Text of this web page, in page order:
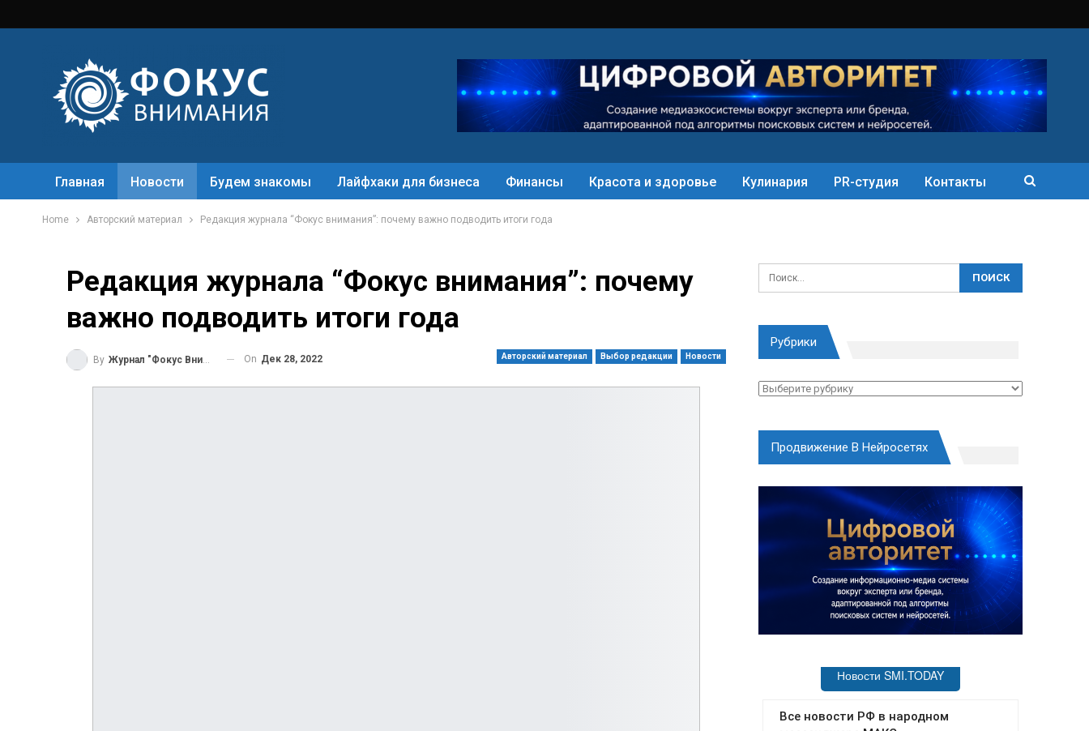
Главная Новости Будем знакомы Лайфхаки для бизнеса Финансы Красота и здоровье Кулинария PR-студия Контакты
Home Авторский материал Редакция журнала “Фокус внимания”: почему важно подводить итоги года
Редакция журнала “Фокус внимания”: почему
важно подводить итоги года
Авторский материал Выбор редакции Новости
By Журнал "Фокус Внимания" On Дек 28, 2022
Рубрики
Рубрики
Продвижение В Нейросетях